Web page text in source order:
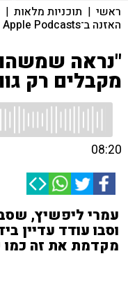
ראשי | תוכניות מלאות |
האזנה ב־Apple Podcasts
"נראה
מקבלים רק
08:20
עמרי ליפשיץ,
וסבו עודד עדיין
מקדמת את זה כמו